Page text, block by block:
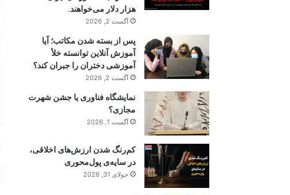
هزار دلار می‌خواهند.
آگست 2, 2026
پس از بسته شدن مکاتب؛ آیا
آموزش آنلاین توانسته خلأ
آموزشی دختران را جبران کند؟
آگست 2, 2026
نمایشگاه فناوری یا جشن شهرت
مجازی؟
آگست 1, 2026
کم‌رنگ شدن ارزش‌های اخلاقی،
در سایه‌ی پول‌محوری
جولای 31, 2026